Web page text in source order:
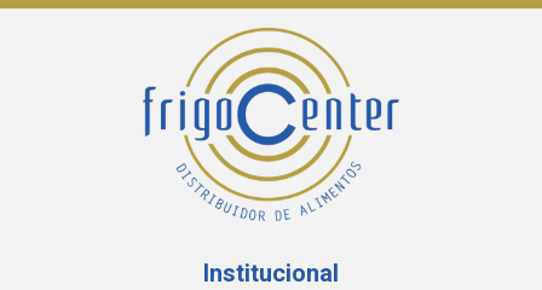
Institucional